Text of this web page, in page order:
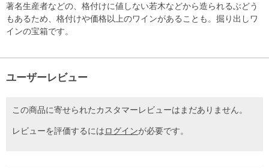
著名生産者などの、格付けに値しない若木などから造られるぶどう
もあるため、格付けや価格以上のワインがあることも。掘り出しワ
インの宝箱です。
ユーザーレビュー
この商品に寄せられたカスタマーレビューはまだありません。
レビューを評価するにはログインが必要です。